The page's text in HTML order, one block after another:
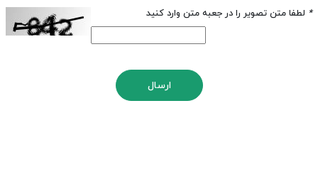
* لطفا متن تصویر را در جعبه متن وارد کنید
ارسال